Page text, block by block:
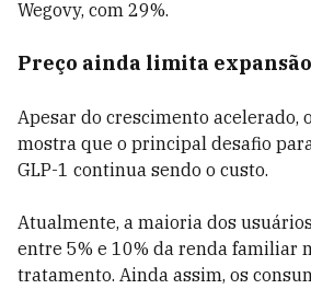
Wegovy, com 29%.
Preço ainda limita expansão
Apesar do crescimento acelerado,
mostra que o principal desafio
GLP-1 continua sendo o custo.
Atualmente, a maioria dos
entre 5% e 10% da renda familiar
tratamento. Ainda assim, os